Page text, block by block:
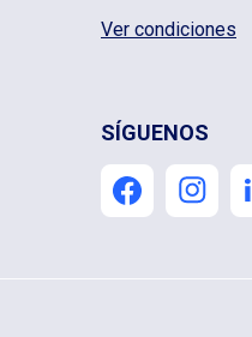
Ver condiciones
SÍGUENOS